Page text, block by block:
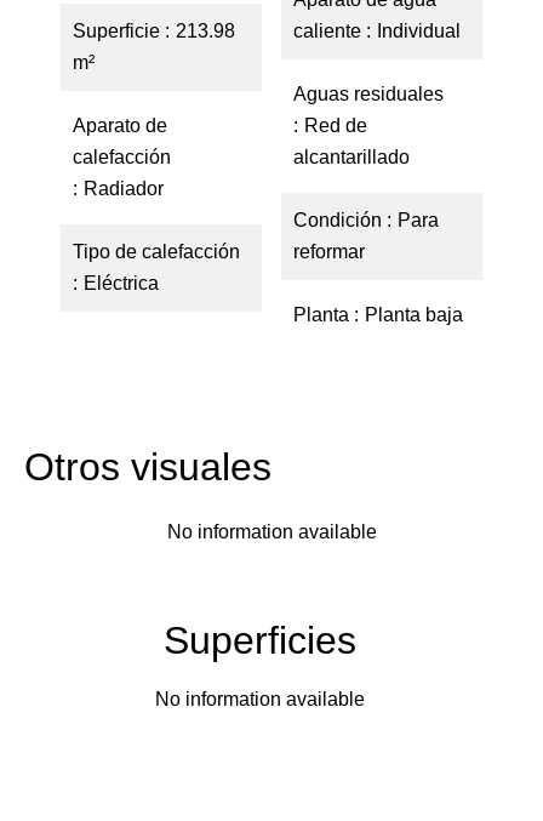
Superficie
213.98
m²
Aparato de
calefacción
Radiador
Tipo de calefacción
Eléctrica
caliente
Individual
Aguas residuales
Red de
alcantarillado
Condición
Para
reformar
Planta Planta baja
Otros visuales
No information available
Superficies
No information available